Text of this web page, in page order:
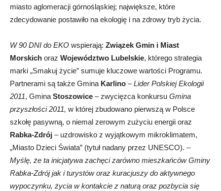
miasto aglomeracji górnośląskiej; największe, które
zdecydowanie postawiło na ekologię i na zdrowy tryb życia.
W 90 DNI do EKO wspierają: Związek Gmin i Miast
Morskich oraz Województwo Lubelskie, którego strategia
marki „Smakuj życie” sumuje kluczowe wartości Programu.
Partnerami są także Gmina Karlino –Lider Polskiej Ekologii
2011, Gmina Stoszowice – zwycięzca konkursu Gmina
przyszłości 2011, w której zbudowano pierwszą w Polsce
szkołę pasywną, o niemal zerowym zużyciu energii oraz
Rabka-Zdrój – uzdrowisko z wyjątkowym mikroklimatem,
„Miasto Dzieci Świata” (tytuł nadany przez UNESCO). –
Myślę, że ta inicjatywa zachęci zarówno mieszkańców Gminy
Rabka-Zdrój jak i turystów oraz kuracjuszy do aktywnego
wypoczynku, życia w kontakcie z naturą oraz pozbycia się